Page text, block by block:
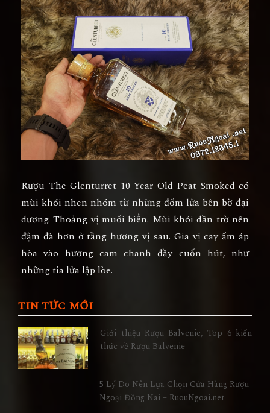
Rượu The Glenturret 10 Year Old Peat Smoked có
mùi khói nhen nhóm từ những đốm lửa bên bờ đại
dương. Thoảng vị muối biển. Mùi khói dần trờ nên
đậm đà hơn ở tầng hương vị sau. Gia vị cay ấm áp
hòa vào hương cam chanh đầy cuốn hút, như
những tia lửa lập lòe.
TIN TỨC MỚI
Giới thiệu Rượu Balvenie, Top 6 kiến
thức về Rượu Balvenie
5 Lý Do Nên Lựa Chọn Cửa Hàng Rượu
Ngoại Đồng Nai – RuouNgoai.net